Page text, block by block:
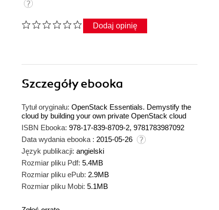
Dodaj opinię
Szczegółyebooka
Tytuł oryginału: OpenStack Essentials. Demystify the
cloud by building your own private OpenStack cloud
ISBN Ebooka: 978-17-839-8709-2, 9781783987092
Data wydania ebooka : 2015-05-26
Język publikacji: angielski
Rozmiar pliku Pdf: 5.4MB
Rozmiar pliku ePub: 2.9MB
Rozmiar pliku Mobi: 5.1MB